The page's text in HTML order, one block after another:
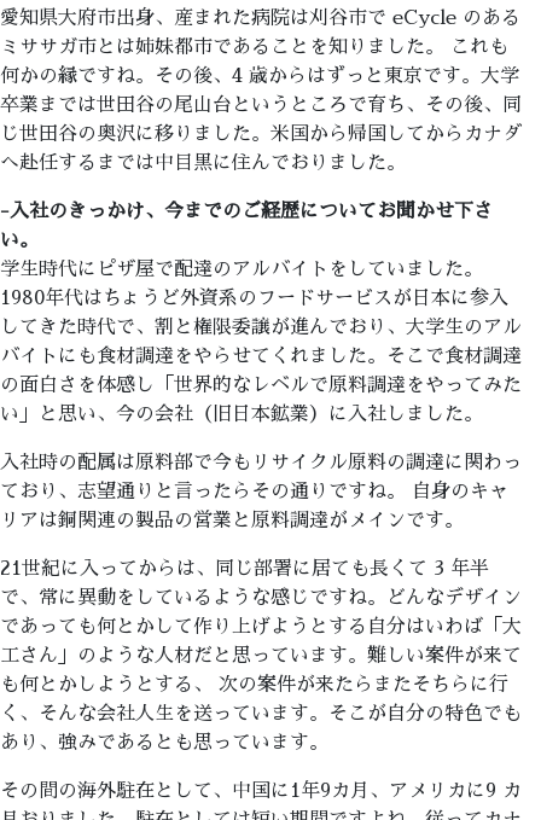
愛知県大府市出身、産まれた病院は刈谷市で eCycle のある
ミササガ市とは姉妹都市であることを知りました。 これも
何かの縁ですね。その後、4 歳からはずっと東京です。大学
卒業までは世田谷の尾山台というところで育ち、その後、同
じ世田谷の奥沢に移りました。米国から帰国してからカナダ
へ赴任するまでは中目黒に住んでおりました。
-入社のきっかけ、今までのご経歴についてお聞かせ下さ
い。
学生時代にピザ屋で配達のアルバイトをしていました。
1980年代はちょうど外資系のフードサービスが日本に参入
してきた時代で、割と権限委譲が進んでおり、大学生のアル
バイトにも食材調達をやらせてくれました。そこで食材調達
の面白さを体感し「世界的なレベルで原料調達をやってみた
い」と思い、今の会社（旧日本鉱業）に入社しました。
入社時の配属は原料部で今もリサイクル原料の調達に関わっ
ており、志望通りと言ったらその通りですね。 自身のキャ
リアは銅関連の製品の営業と原料調達がメインです。
21世紀に入ってからは、同じ部署に居ても長くて 3 年半
で、常に異動をしているような感じですね。どんなデザイン
であっても何とかして作り上げようとする自分はいわば「大
工さん」のような人材だと思っています。難しい案件が来て
も何とかしようとする、 次の案件が来たらまたそちらに行
く、そんな会社人生を送っています。そこが自分の特色でも
あり、強みであるとも思っています。
その間の海外駐在として、中国に1年9カ月、アメリカに9 カ